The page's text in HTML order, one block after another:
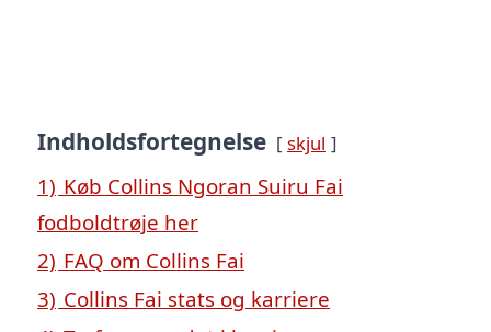
Indholdsfortegnelse skjul
1) Køb Collins Ngoran Suiru Fai
fodboldtrøje her
2) FAQ om Collins Fai
3) Collins Fai stats og karriere